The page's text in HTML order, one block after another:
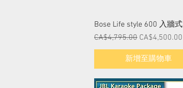
快速瀏覽
Bose Life style 600 入牆式
一般價格
CA$4,795.00 促銷價格
CA$4,500.00
新增至購物車